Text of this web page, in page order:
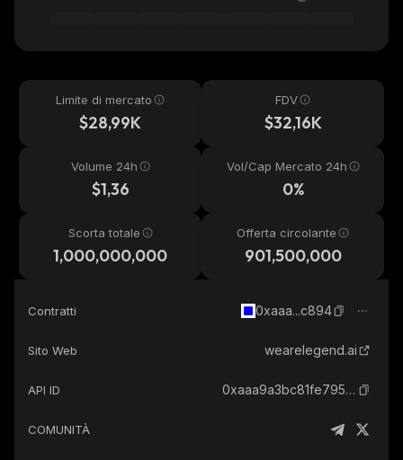
Limite di mercato
$28,99K
FDV
$32,16K
Volume 24h
$1,36
Vol/Cap Mercato 24h
0%
Scorta totale
1,000,000,000
Offerta circolante
901,500,000
Contratti 0xaaa...c894
Sito Web wearelegend.ai
API ID 0xaaa9a3bc81fe7951fe0c3755837b40749ce0c894_base
COMUNITÀ